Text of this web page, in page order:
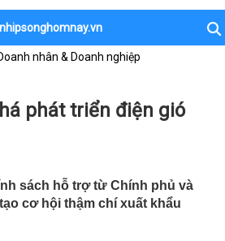
nhipsonghomnay.vn
nhân & Doanh nghiệp
phát triển điện gió
sách hỗ trợ từ Chính phủ và
cơ hội thậm chí xuất khẩu